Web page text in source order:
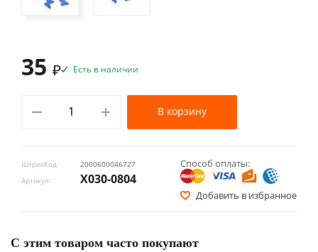
ШтрихКод:
2000600046727
Артикул:
Х030-0804
Способ оплаты:
Добавить в избранное
35 ₽ Есть в наличии
В корзину
С этим товаром часто покупают